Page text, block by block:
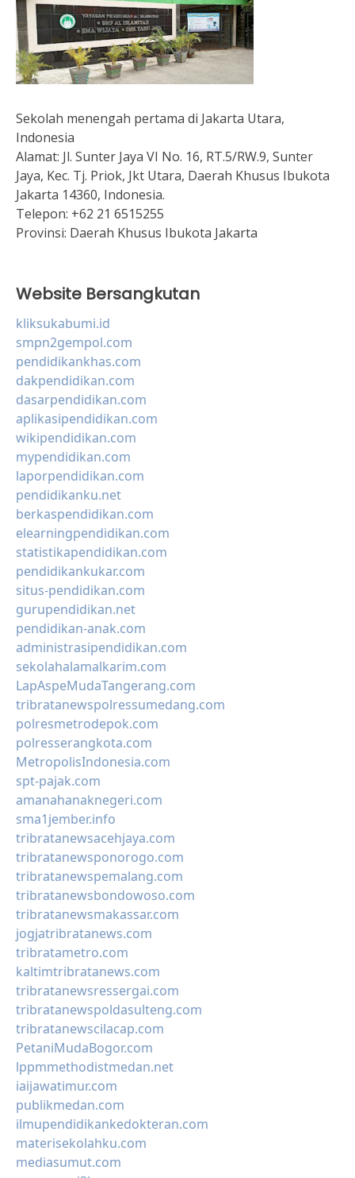
Sekolah menengah pertama di Jakarta Utara,
Indonesia
Alamat: Jl. Sunter Jaya VI No. 16, RT.5/RW.9, Sunter
Jaya, Kec. Tj. Priok, Jkt Utara, Daerah Khusus Ibukota
Jakarta 14360, Indonesia.
Telepon: +62 21 6515255
Provinsi: Daerah Khusus Ibukota Jakarta
Website Bersangkutan
kliksukabumi.id
smpn2gempol.com
pendidikankhas.com
dakpendidikan.com
dasarpendidikan.com
aplikasipendidikan.com
wikipendidikan.com
mypendidikan.com
laporpendidikan.com
pendidikanku.net
berkaspendidikan.com
elearningpendidikan.com
statistikapendidikan.com
pendidikankukar.com
situs-pendidikan.com
gurupendidikan.net
pendidikan-anak.com
administrasipendidikan.com
sekolahalamalkarim.com
LapAspeMudaTangerang.com
tribratanewspolressumedang.com
polresmetrodepok.com
polresserangkota.com
MetropolisIndonesia.com
spt-pajak.com
amanahanaknegeri.com
sma1jember.info
tribratanewsacehjaya.com
tribratanewsponorogo.com
tribratanewspemalang.com
tribratanewsbondowoso.com
tribratanewsmakassar.com
jogjatribratanews.com
tribratametro.com
kaltimtribratanews.com
tribratanewsressergai.com
tribratanewspoldasulteng.com
tribratanewscilacap.com
PetaniMudaBogor.com
lppmmethodistmedan.net
iaijawatimur.com
publikmedan.com
ilmupendidikankedokteran.com
materisekolahku.com
mediasumut.com